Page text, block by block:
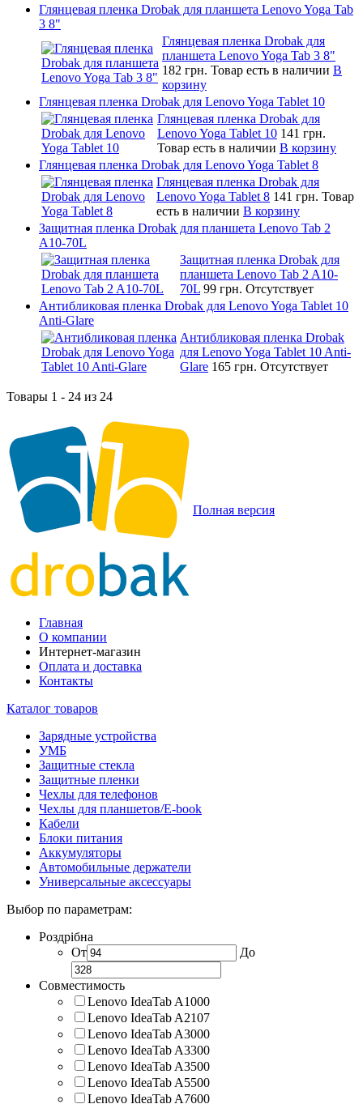
Глянцевая пленка Drobak для планшета Lenovo Yoga Tab
3 8"
Глянцевая пленка Drobak для
планшета Lenovo Yoga Tab 3 8"
182 грн. Товар есть в наличии В
корзину
Глянцевая пленка Drobak для Lenovo Yoga Tablet 10
Глянцевая пленка Drobak для
Lenovo Yoga Tablet 10 141 грн.
Товар есть в наличии В корзину
Глянцевая пленка Drobak для Lenovo Yoga Tablet 8
Глянцевая пленка Drobak для
Lenovo Yoga Tablet 8 141 грн. Товар
есть в наличии В корзину
Защитная пленка Drobak для планшета Lenovo Tab 2
A10-70L
Защитная пленка Drobak для
планшета Lenovo Tab 2 A10-
70L 99 грн. Отсутствует
Антибликовая пленка Drobak для Lenovo Yoga Tablet 10
Anti-Glare
Антибликовая пленка Drobak
для Lenovo Yoga Tablet 10 Anti-
Glare 165 грн. Отсутствует
Товары 1 - 24 из 24
Полная версия
Главная
О компании
Интернет-магазин
Оплата и доставка
Контакты
Каталог товаров
Зарядные устройства
УМБ
Защитные стекла
Защитные пленки
Чехлы для телефонов
Чехлы для планшетов/E-book
Кабели
Блоки питания
Аккумуляторы
Автомобильные держатели
Универсальные аксессуары
Выбор по параметрам:
Роздрібна
От
До
Совместимость
Lenovo IdeaTab A1000
Lenovo IdeaTab A2107
Lenovo IdeaTab A3000
Lenovo IdeaTab A3300
Lenovo IdeaTab A3500
Lenovo IdeaTab A5500
Lenovo IdeaTab A7600